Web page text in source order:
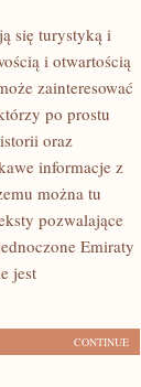
się turystyką i
i otwartością
zainteresować
po prostu
oraz
informacje z
można tu
pozwalające
Emiraty
jest
CONTINUE